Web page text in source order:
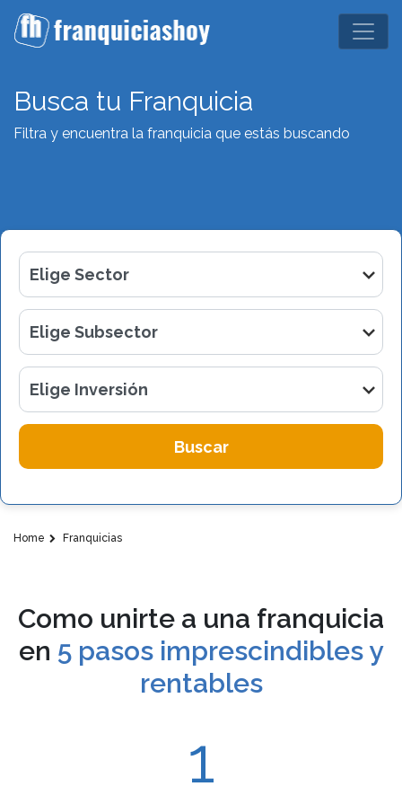
Busca tu Franquicia
Filtra y encuentra la franquicia que estás buscando
Buscar
Home Franquicias
Como unirte a una franquicia
en 5 pasos imprescindibles y
rentables
1